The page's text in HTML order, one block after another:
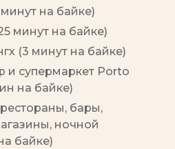
на байке)
минут на байке)
(3 минут на байке)
и супермаркет Porto
на байке)
бары,
ночной
байке)